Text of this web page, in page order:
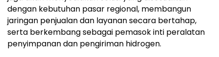
dengan kebutuhan pasar regional, membangun
jaringan penjualan dan layanan secara bertahap,
serta berkembang sebagai pemasok inti peralatan
penyimpanan dan pengiriman hidrogen.